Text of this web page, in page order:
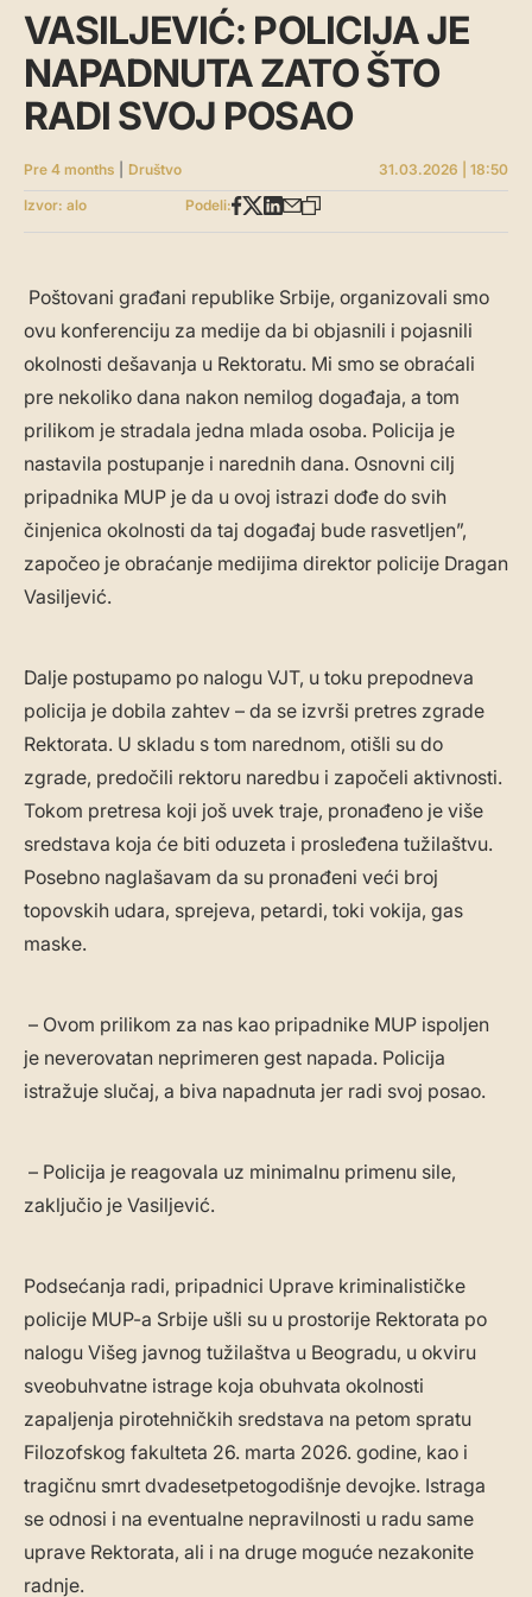
VASILJEVIĆ: POLICIJA JE
NAPADNUTA ZATO ŠTO
RADI SVOJ POSAO
Pre 4 months Društvo
31.03.2026 | 18:50
Izvor: alo
Podeli:
Poštovani građani republike Srbije, organizovali smo
ovu konferenciju za medije da bi objasnili i pojasnili
okolnosti dešavanja u Rektoratu. Mi smo se obraćali
pre nekoliko dana nakon nemilog događaja, a tom
prilikom je stradala jedna mlada osoba. Policija je
nastavila postupanje i narednih dana. Osnovni cilj
pripadnika MUP je da u ovoj istrazi dođe do svih
činjenica okolnosti da taj događaj bude rasvetljen”,
započeo je obraćanje medijima direktor policije Dragan
Vasiljević.
Dalje postupamo po nalogu VJT, u toku prepodneva
policija je dobila zahtev – da se izvrši pretres zgrade
Rektorata. U skladu s tom narednom, otišli su do
zgrade, predočili rektoru naredbu i započeli aktivnosti.
Tokom pretresa koji još uvek traje, pronađeno je više
sredstava koja će biti oduzeta i prosleđena tužilaštvu.
Posebno naglašavam da su pronađeni veći broj
topovskih udara, sprejeva, petardi, toki vokija, gas
maske.
– Ovom prilikom za nas kao pripadnike MUP ispoljen
je neverovatan neprimeren gest napada. Policija
istražuje slučaj, a biva napadnuta jer radi svoj posao.
– Policija je reagovala uz minimalnu primenu sile,
zaključio je Vasiljević.
Podsećanja radi, pripadnici Uprave kriminalističke
policije MUP-a Srbije ušli su u prostorije Rektorata po
nalogu Višeg javnog tužilaštva u Beogradu, u okviru
sveobuhvatne istrage koja obuhvata okolnosti
zapaljenja pirotehničkih sredstava na petom spratu
Filozofskog fakulteta 26. marta 2026. godine, kao i
tragičnu smrt dvadesetpetogodišnje devojke. Istraga
se odnosi i na eventualne nepravilnosti u radu same
uprave Rektorata, ali i na druge moguće nezakonite
radnje.